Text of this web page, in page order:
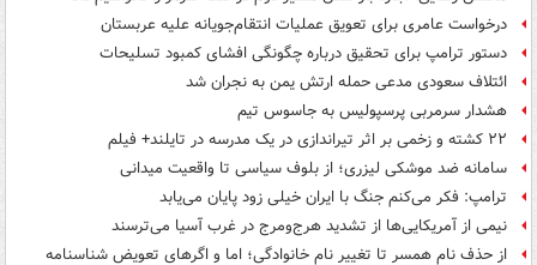
درخواست عامری برای تعویق عملیات انتقام‌جویانه علیه عربستان
دستور ترامپ برای تحقیق درباره چگونگی افشای کمبود تسلیحات
ائتلاف سعودی مدعی حمله ارتش یمن به نجران شد
هشدار سرمربی پرسپولیس به جاسوس تیم
۲۲ کشته و زخمی بر اثر تیراندازی در یک مدرسه در تایلند+ فیلم
سامانه ضد موشکی لیزری؛ از بلوف سیاسی تا واقعیت میدانی
ترامپ: فکر می‌کنم جنگ با ایران خیلی زود پایان می‌یابد
نیمی از آمریکایی‌ها از تشدید هرج‌ومرج در غرب آسیا می‌ترسند
از حذف نام همسر تا تغییر نام خانوادگی؛ اما و اگرهای تعویض شناسنامه